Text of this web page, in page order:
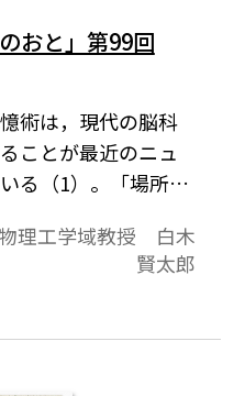
おと」第99回
術は，現代の脳科
ことが最近のニュ
る（1）。「場所
優れた人と似た脳
き，記憶力が増す
理工学域教授 白木
賢太郎